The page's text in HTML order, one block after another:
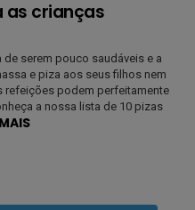
as crianças
serem pouco saudáveis e a
e piza aos seus filhos nem
refeições podem perfeitamente
a nossa lista de 10 pizas
MAIS